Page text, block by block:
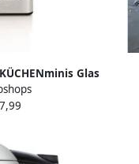
Glas
l 1 0 l